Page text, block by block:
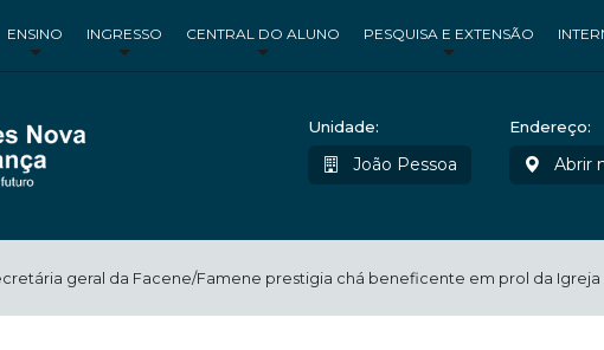
ENSINO INGRESSO CENTRAL DO ALUNO PESQUISA E EXTENSÃO
Unidade:
João Pessoa
Endereço:
Abrir
geral da Facene/Famene prestigia chá beneficente em prol da Igreja